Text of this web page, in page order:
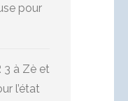
pour
3 à Zè et
l’état